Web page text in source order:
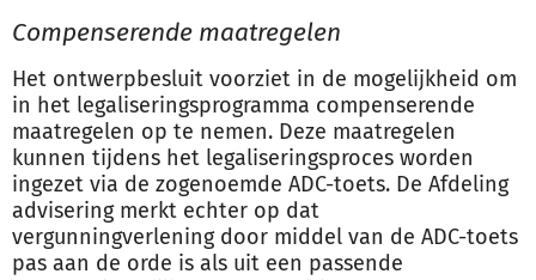
Compenserende maatregelen
Het ontwerpbesluit voorziet in de mogelijkheid om
in het legaliseringsprogramma compenserende
maatregelen op te nemen. Deze maatregelen
kunnen tijdens het legaliseringsproces worden
ingezet via de zogenoemde ADC-toets. De Afdeling
advisering merkt echter op dat
vergunningverlening door middel van de ADC-toets
pas aan de orde is als uit een passende